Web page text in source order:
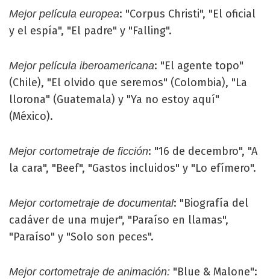
Mejor película europea: "Corpus Christi", "El oficial
y el espía", "El padre" y "Falling".
Mejor película iberoamericana: "El agente topo"
(Chile), "El olvido que seremos" (Colombia), "La
llorona" (Guatemala) y "Ya no estoy aquí"
(México).
Mejor cortometraje de ficción: "16 de decembro", "A
la cara", "Beef", "Gastos incluidos" y "Lo efímero".
Mejor cortometraje de documental: "Biografía del
cadáver de una mujer", "Paraíso en llamas",
"Paraíso" y "Solo son peces".
Mejor cortometraje de animación: "Blue & Malone":